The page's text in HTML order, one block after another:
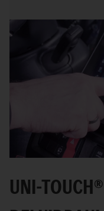
Ricerca
UNI-